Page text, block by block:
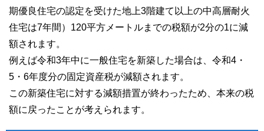
期優良住宅の認定を受けた地上3階建て以上の中高層耐火
住宅は7年間）120平方メートルまでの税額が2分の1に減
額されます。
例えば令和3年中に一般住宅を新築した場合は、令和4・
5・6年度分の固定資産税が減額されます。
この新築住宅に対する減額措置が終わったため、本来の税
額に戻ったことが考えられます。